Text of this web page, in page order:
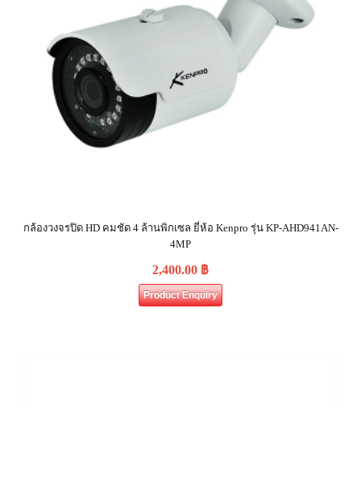
กล้องวงจรปิด HD คมชัด 4 ล้านพิกเซล ยี่ห้อ Kenpro รุ่น KP-AHD941AN-
4MP
2,400.00 ฿
Product Enquiry